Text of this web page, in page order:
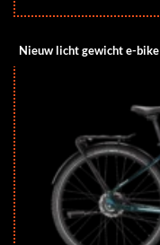
Nieuw licht gewicht e-bike